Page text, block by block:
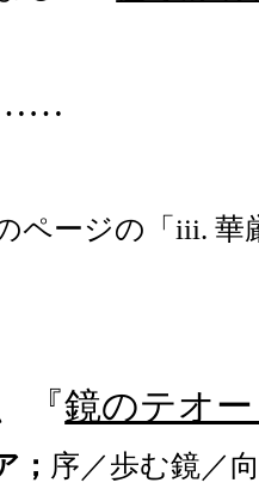
ージの「iii. 華
『鏡のテオ
； 序／歩む鏡／